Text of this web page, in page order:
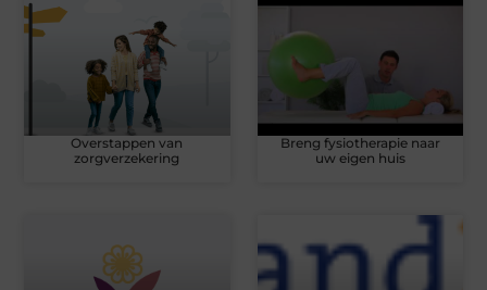
Overstappen van
zorgverzekering
Breng fysiotherapie naar
uw eigen huis